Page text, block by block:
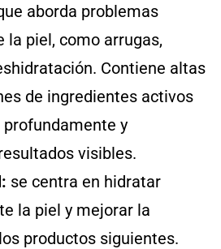
aborda problemas
la piel, como arrugas,
Contiene altas
de ingredientes activos
y
visibles.
se centra en hidratar
la piel y mejorar la
productos siguientes.